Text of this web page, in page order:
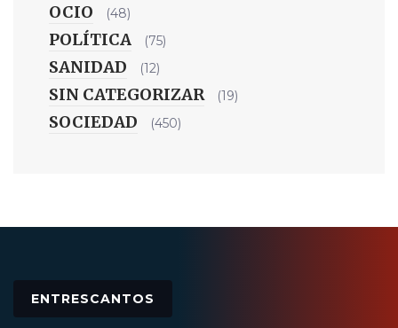
OCIO (48)
POLÍTICA (75)
SANIDAD (12)
SIN CATEGORIZAR (19)
SOCIEDAD (450)
ENTRESCANTOS